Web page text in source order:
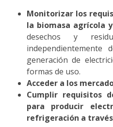
Monitorizar los
la biomasa agrícola
desechos y
generación de
formas de uso.
Acceder a los
Cumplir requisitos
para producir
refrigeración a